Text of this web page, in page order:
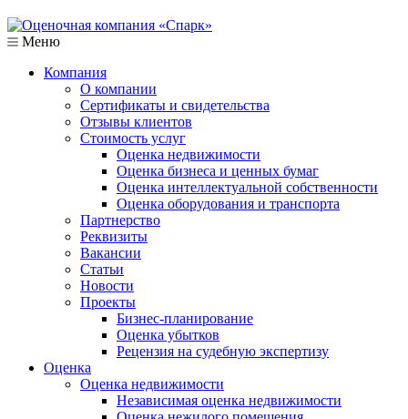
Меню
Компания
О компании
Сертификаты и свидетельства
Отзывы клиентов
Стоимость услуг
Оценка недвижимости
Оценка бизнеса и ценных бумаг
Оценка интеллектуальной собственности
Оценка оборудования и транспорта
Партнерство
Реквизиты
Вакансии
Статьи
Новости
Проекты
Бизнес-планирование
Оценка убытков
Рецензия на судебную экспертизу
Оценка
Оценка недвижимости
Независимая оценка недвижимости